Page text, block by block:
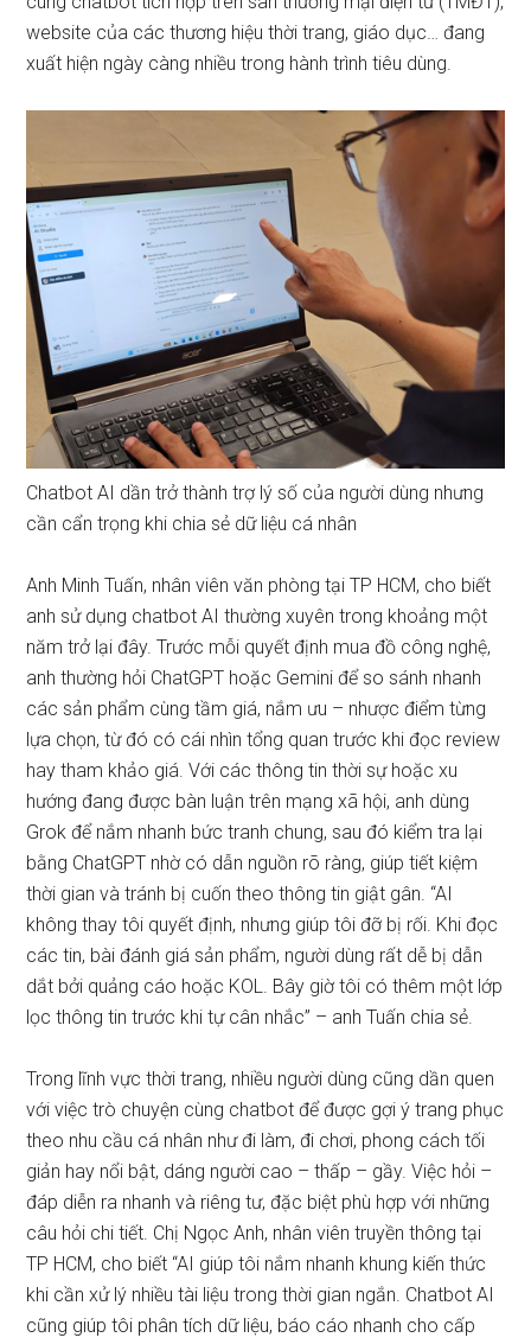
website của các thương hiệu thời trang, giáo dục… đang
xuất hiện ngày càng nhiều trong hành trình tiêu dùng.
Chatbot AI dần trở thành trợ lý số của người dùng nhưng
cần cẩn trọng khi chia sẻ dữ liệu cá nhân
Anh Minh Tuấn, nhân viên văn phòng tại TP HCM, cho biết
anh sử dụng chatbot AI thường xuyên trong khoảng một
năm trở lại đây. Trước mỗi quyết định mua đồ công nghệ,
anh thường hỏi ChatGPT hoặc Gemini để so sánh nhanh
các sản phẩm cùng tầm giá, nắm ưu – nhược điểm từng
lựa chọn, từ đó có cái nhìn tổng quan trước khi đọc review
hay tham khảo giá. Với các thông tin thời sự hoặc xu
hướng đang được bàn luận trên mạng xã hội, anh dùng
Grok để nắm nhanh bức tranh chung, sau đó kiểm tra lại
bằng ChatGPT nhờ có dẫn nguồn rõ ràng, giúp tiết kiệm
thời gian và tránh bị cuốn theo thông tin giật gân. “AI
không thay tôi quyết định, nhưng giúp tôi đỡ bị rối. Khi đọc
các tin, bài đánh giá sản phẩm, người dùng rất dễ bị dẫn
dắt bởi quảng cáo hoặc KOL. Bây giờ tôi có thêm một lớp
lọc thông tin trước khi tự cân nhắc” – anh Tuấn chia sẻ.
Trong lĩnh vực thời trang, nhiều người dùng cũng dần quen
với việc trò chuyện cùng chatbot để được gợi ý trang phục
theo nhu cầu cá nhân như đi làm, đi chơi, phong cách tối
giản hay nổi bật, dáng người cao – thấp – gầy. Việc hỏi –
đáp diễn ra nhanh và riêng tư, đặc biệt phù hợp với những
câu hỏi chi tiết. Chị Ngọc Anh, nhân viên truyền thông tại
TP HCM, cho biết “AI giúp tôi nắm nhanh khung kiến thức
khi cần xử lý nhiều tài liệu trong thời gian ngắn. Chatbot AI
cũng giúp tôi phân tích dữ liệu, báo cáo nhanh cho cấp